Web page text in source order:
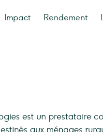
Impact Rendement
est un prestataire
aux ménages